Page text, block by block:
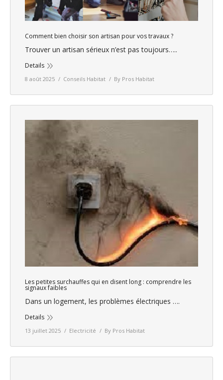
Comment bien choisir son artisan pour vos travaux ?
Trouver un artisan sérieux n’est pas toujours…..
Details
8 août 2025 Conseils Habitat By Pros Habitat
Les petites surchauffes qui en disent long : comprendre les
signaux faibles
Dans un logement, les problèmes électriques ….
Details
13 juillet 2025 Electricité By Pros Habitat